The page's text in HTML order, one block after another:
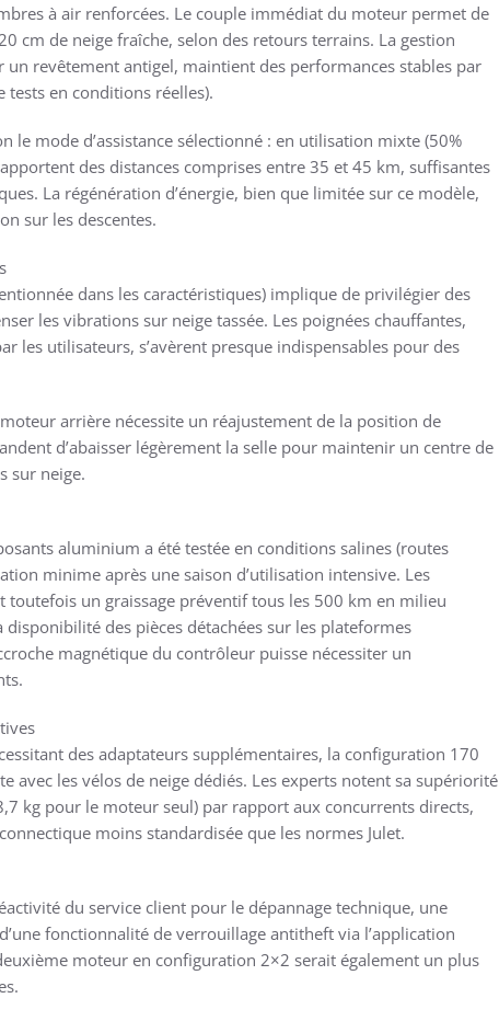
à air renforcées. Le couple immédiat du moteur permet de
cm de neige fraîche, selon des retours terrains. La gestion
revêtement antigel, maintient des performances stables par
tests en conditions réelles).
le mode d’assistance sélectionné : en utilisation mixte (50%
des distances comprises entre 35 et 45 km, suffisantes
La régénération d’énergie, bien que limitée sur ce modèle,
sur les descentes.
dans les caractéristiques) implique de privilégier des
les vibrations sur neige tassée. Les poignées chauffantes,
les utilisateurs, s’avèrent presque indispensables pour des
arrière nécessite un réajustement de la position de
d’abaisser légèrement la selle pour maintenir un centre de
sur neige.
aluminium a été testée en conditions salines (routes
minime après une saison d’utilisation intensive. Les
toutefois un graissage préventif tous les 500 km en milieu
des pièces détachées sur les plateformes
magnétique du contrôleur puisse nécessiter un
des adaptateurs supplémentaires, la configuration 170
les vélos de neige dédiés. Les experts notent sa supériorité
kg pour le moteur seul) par rapport aux concurrents directs,
moins standardisée que les normes Julet.
du service client pour le dépannage technique, une
fonctionnalité de verrouillage antitheft via l’application
moteur en configuration 2×2 serait également un plus